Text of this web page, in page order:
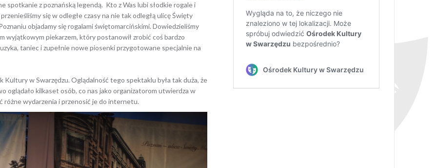
spotkanie z poznańską legendą. Kto z Was lubi słodkie rogale i
się w odległe czasy na nie tak odległą ulicę Święty
objadamy się rogalami świętomarcińskimi. Dowiedzieliśmy
wyjątkowym piekarzem, który postanowił zrobić coś bardzo
taniec i zupełnie nowe piosenki przygotowane specjalnie na
Kultury w Swarzędzu. Oglądalność tego spektaklu była tak duża, że
oglądało kilkaset osób, co nas jako organizatorom utwierdza w
różne wydarzenia i przenosić je do internetu.